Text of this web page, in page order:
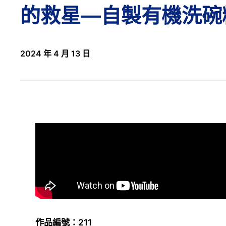
的救星—自製有機洗
2024 年 4 月 13 日
作品編號：211